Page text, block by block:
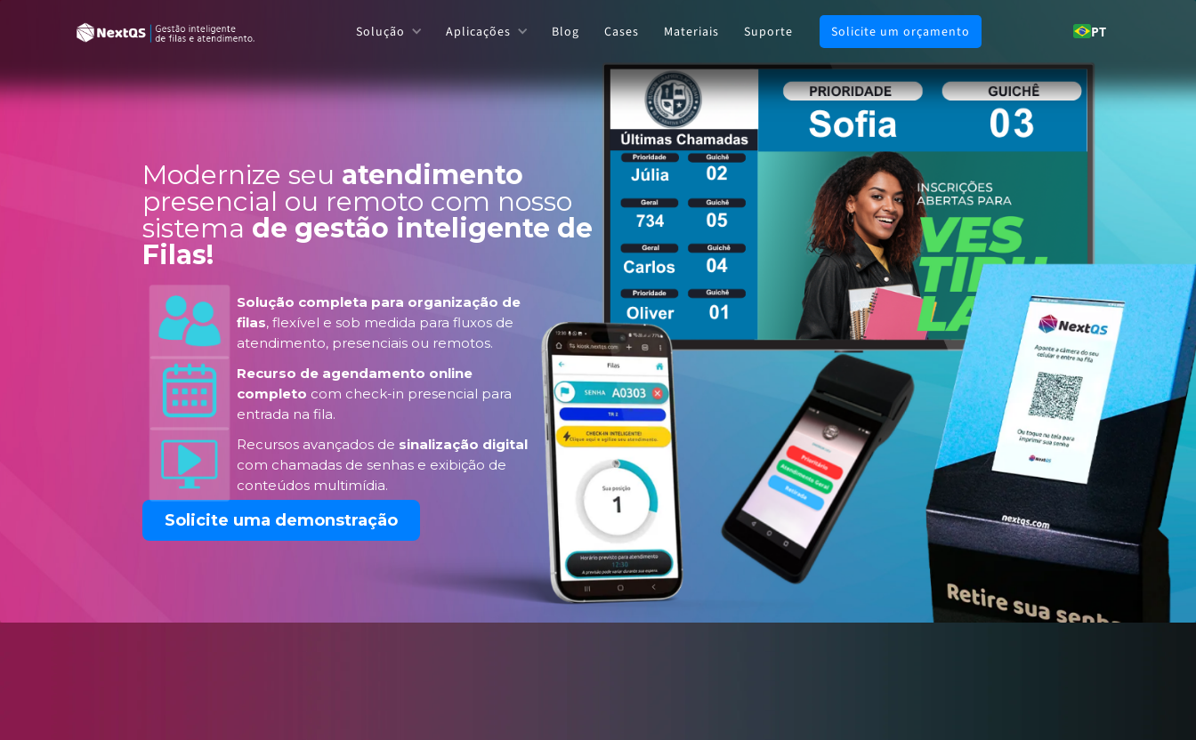
Solução Aplicações Blog Cases Materiais Suporte Solicite um orçamento PT
Modernize seu atendimento
presencial ou remoto com nosso
sistema de gestão inteligente de
Filas!
Solução completa para organização de
filas, flexível e sob medida para fluxos de
atendimento, presenciais ou remotos.
Recurso de agendamento online
completo com check-in presencial para
entrada na fila.
Recursos avançados de sinalização digital
com chamadas de senhas e exibição de
conteúdos multimídia.
Solicite uma demonstração